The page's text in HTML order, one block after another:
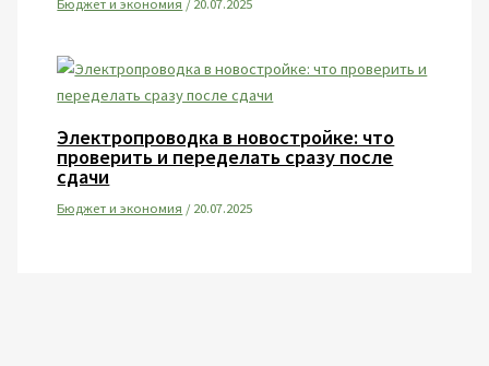
Электропроводка в новостройке: что
проверить и переделать сразу после
сдачи
Бюджет и экономия /20.07.2025